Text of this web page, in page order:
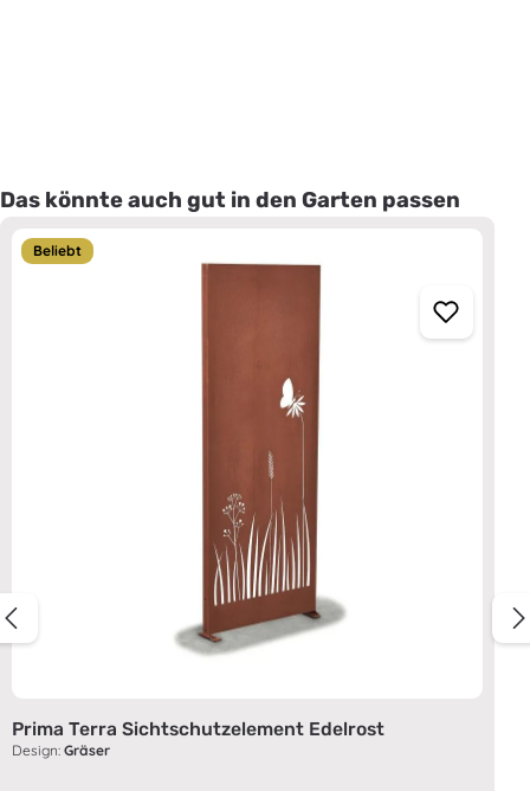
Produktgalerie überspringen
Das könnte auch gut in den Garten passen
Beliebt
Prima Terra Sichtschutzelement Edelrost
Design:Gräser